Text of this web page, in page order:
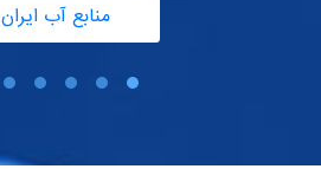
منابع آب ایران